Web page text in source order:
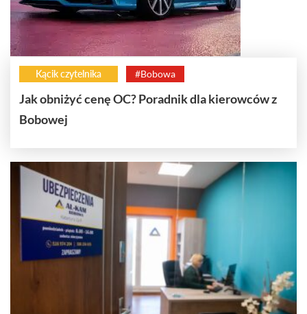
Kącik czytelnika #Bobowa
Jak obniżyć cenę OC? Poradnik dla kierowców z
Bobowej